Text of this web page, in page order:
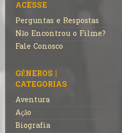
ACESSE
Perguntas e Respostas
Não Encontrou o Filme?
Fale Conosco
GÊNEROS |
CATEGORIAS
Aventura
Ação
Biografia